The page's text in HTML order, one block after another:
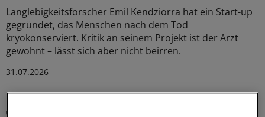
Langlebigkeitsforscher Emil Kendziorra hat ein Start-up
gegründet, das Menschen nach dem Tod
kryokonserviert. Kritik an seinem Projekt ist der Arzt
gewohnt – lässt sich aber nicht beirren.
31.07.2026